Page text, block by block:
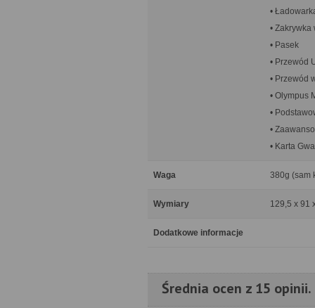
•
•
• Pasek
• Przewód
• Przewód
• Olympus
•
•
• Karta
Waga 380g (sam
Wymiary 129,5 x 91
Dodatkowe informacje
Średnia ocen z 15 opinii.